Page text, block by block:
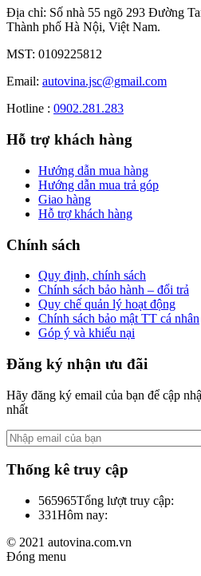
Địa chỉ: Số nhà 55 ngõ 293 Đường
Thành phố Hà Nội, Việt Nam.
MST: 0109225812
Email: autovina.jsc@gmail.com
Hotline : 0902.281.283
Hỗ trợ khách hàng
Hướng dẫn mua hàng
Hướng dẫn mua trả góp
Giao hàng
Hỗ trợ khách hàng
Chính sách
Quy định, chính sách
Chính sách bảo hành – đổi trả
Quy chế quản lý hoạt động
Chính sách bảo mật TT cá nhân
Góp ý và khiếu nại
Đăng ký nhận ưu đãi
Hãy đăng ký email của bạn để cập
nhất
Thống kê truy cập
565965Tổng lượt truy cập:
331Hôm nay:
© 2021 autovina.com.vn
Đóng menu